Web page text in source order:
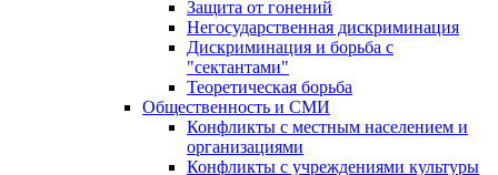
Защита от гонений
Негосударственная дискриминация
Дискриминация и борьба с
"сектантами"
Теоретическая борьба
Общественность и СМИ
Конфликты с местным населением и
организациями
Конфликты с учреждениями культуры